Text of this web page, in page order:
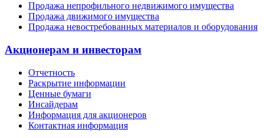
Продажа непрофильного недвижимого имущества
Продажа движимого имущества
Продажа невостребованных материалов и оборудования
Акционерам и инвесторам
Отчетность
Раскрытие информации
Ценные бумаги
Инсайдерам
Информация для акционеров
Контактная информация